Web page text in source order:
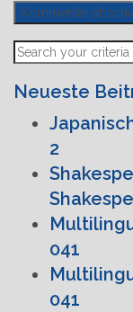
Previous
Post
Next
Post
Neueste
2
041
041